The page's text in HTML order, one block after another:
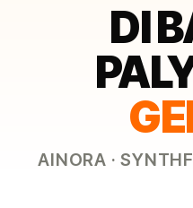
DI
AINORA ·